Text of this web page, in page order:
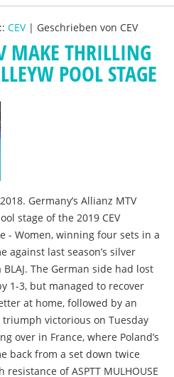
:: CEV | Geschrieben von CEV
MAKE THRILLING
POOL STAGE
Germany’s Allianz MTV
stage of the 2019 CEV
- Women, winning four sets in a
against last season’s silver
The German side had lost
1-3, but managed to recover
at home, followed by an
victorious on Tuesday
over in France, where Poland’s
back from a set down twice
of ASPTT MULHOUSE